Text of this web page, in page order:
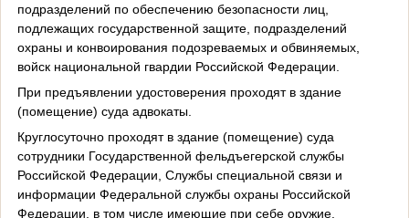
подразделений по обеспечению безопасности лиц,
подлежащих государственной защите, подразделений
охраны и конвоирования подозреваемых и обвиняемых,
войск национальной гвардии Российской Федерации.
При предъявлении удостоверения проходят в здание
(помещение) суда адвокаты.
Круглосуточно проходят в здание (помещение) суда
сотрудники Государственной фельдъегерской службы
Российской Федерации, Службы специальной связи и
информации Федеральной службы охраны Российской
Федерации, в том числе имеющие при себе оружие.